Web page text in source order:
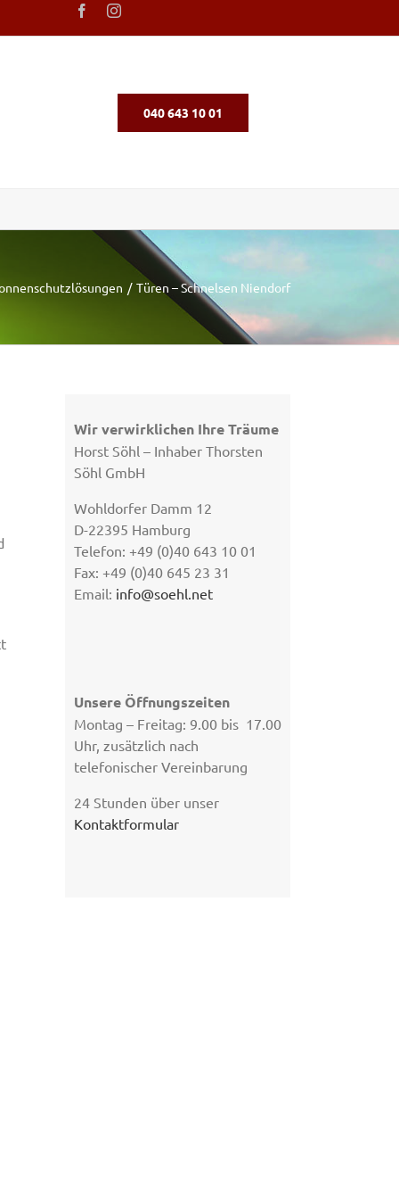
040 643 10 01
Türen – Schnelsen Niendorf
Wir verwirklichen Ihre Träume
Horst Söhl – Inhaber Thorsten
Söhl GmbH
Wohldorfer Damm 12
D-22395 Hamburg
Telefon: +49 (0)40 643 10 01
Fax: +49 (0)40 645 23 31
Email: info@soehl.net
Unsere Öffnungszeiten
Montag – Freitag: 9.00 bis 17.00
Uhr, zusätzlich nach
telefonischer Vereinbarung
24 Stunden über unser
Kontaktformular